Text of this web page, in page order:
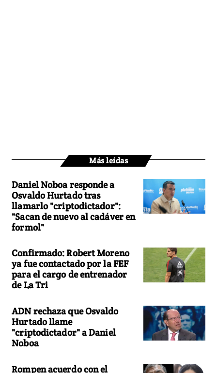
Más leídas
Daniel Noboa responde a
Osvaldo Hurtado tras
llamarlo "criptodictador":
"Sacan de nuevo al cadáver en
formol"
Confirmado: Robert Moreno
ya fue contactado por la FEF
para el cargo de entrenador
de La Tri
ADN rechaza que Osvaldo
Hurtado llame
"criptodictador" a Daniel
Noboa
Rompen acuerdo con el